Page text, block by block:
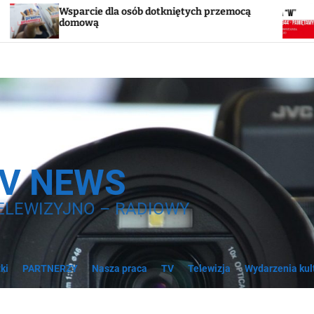
dla osób dotkniętych przemocą
Godzina „W”. W
NEWS
– RADIOWY
PARTNERZY Nasza praca TV Telewizja Wydarzenia